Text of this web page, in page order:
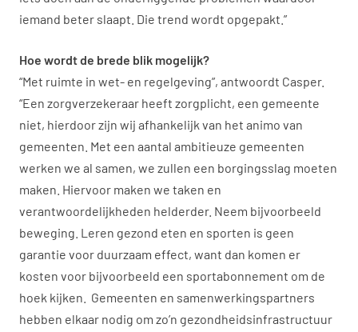
iemand beter slaapt. Die trend wordt opgepakt.”
Hoe wordt de brede blik mogelijk?
“Met ruimte in wet- en regelgeving”, antwoordt Casper.
“Een zorgverzekeraar heeft zorgplicht, een gemeente
niet, hierdoor zijn wij afhankelijk van het animo van
gemeenten. Met een aantal ambitieuze gemeenten
werken we al samen, we zullen een borgingsslag moeten
maken. Hiervoor maken we taken en
verantwoordelijkheden helderder. Neem bijvoorbeeld
beweging. Leren gezond eten en sporten is geen
garantie voor duurzaam effect, want dan komen er
kosten voor bijvoorbeeld een sportabonnement om de
hoek kijken. Gemeenten en samenwerkingspartners
hebben elkaar nodig om zo’n gezondheidsinfrastructuur